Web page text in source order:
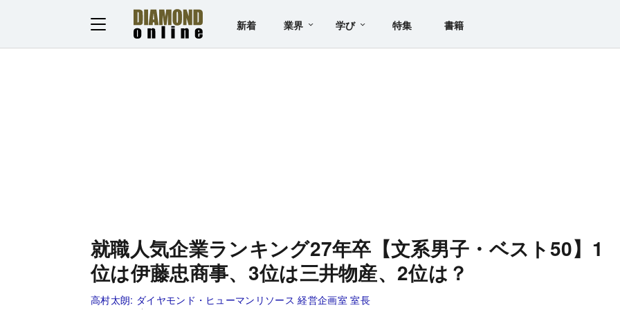
新着 業界 学び 特集 書籍
就職人気企業ランキング27年卒【文系男子・ベスト50】1
位は伊藤忠商事、3位は三井物産、2位は？
高村太朗: ダイヤモンド・ヒューマンリソース 経営企画室 室長